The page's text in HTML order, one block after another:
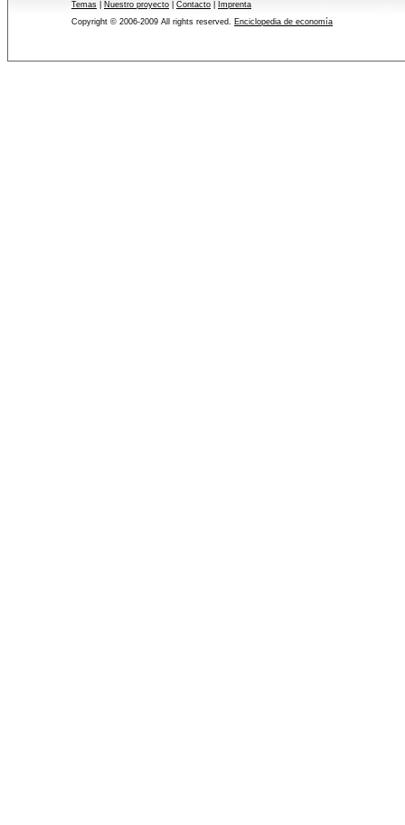
Temas Nuestro proyecto Contacto
Imprenta
Copyright © 2006-2009 All rights reserved. Enciclopedia de economía